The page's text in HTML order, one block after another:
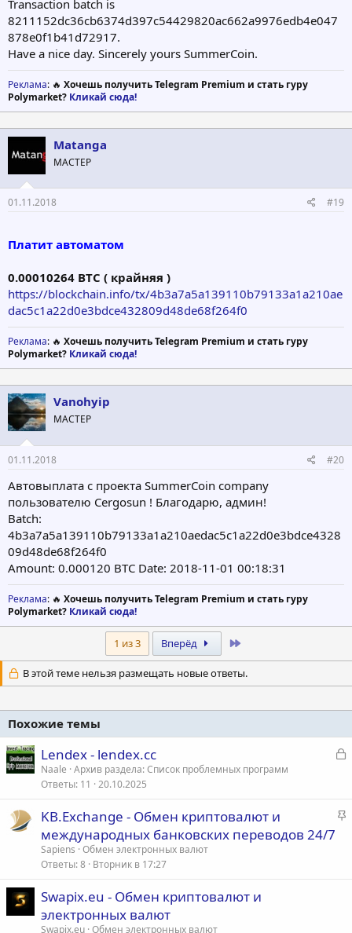
Transaction batch is
8211152dc36cb6374d397c54429820ac662a9976edb4e047
878e0f1b41d72917.
Have a nice day. Sincerely yours SummerCoin.
Реклама: 🔥 Хочешь получить Telegram Premium и стать гуру
Polymarket? Кликай сюда!
Matanga
МАСТЕР
01.11.2018 #19
Платит автоматом
0.00010264 BTC ( крайняя )
https://blockchain.info/tx/4b3a7a5a139110b79133a1a210ae
dac5c1a22d0e3bdce432809d48de68f264f0
Реклама: 🔥 Хочешь получить Telegram Premium и стать гуру
Polymarket? Кликай сюда!
Vanohyip
МАСТЕР
01.11.2018 #20
Автовыплата с проекта SummerCoin company
пользователю Cergosun ! Благодарю, админ!
Batch:
4b3a7a5a139110b79133a1a210aedac5c1a22d0e3bdce4328
09d48de68f264f0
Amount: 0.000120 BTC Date: 2018-11-01 00:18:31
Реклама: 🔥 Хочешь получить Telegram Premium и стать гуру
Polymarket? Кликай сюда!
1 из 3 Вперёд
В этой теме нельзя размещать новые ответы.
Похожие темы
З
Lendex - lendex.cc
Naale Архив раздела: Список проблемных программ
Ответы 11 20.10.2025
З
KB.Exchange - Обмен криптовалют и
международных банковских переводов 24/7
Sapiens Обмен электронных валют
Ответы 8 Вторник в 17:27
Swapix.eu - Обмен криптовалют и
электронных валют
Swapix.eu Обмен электронных валют